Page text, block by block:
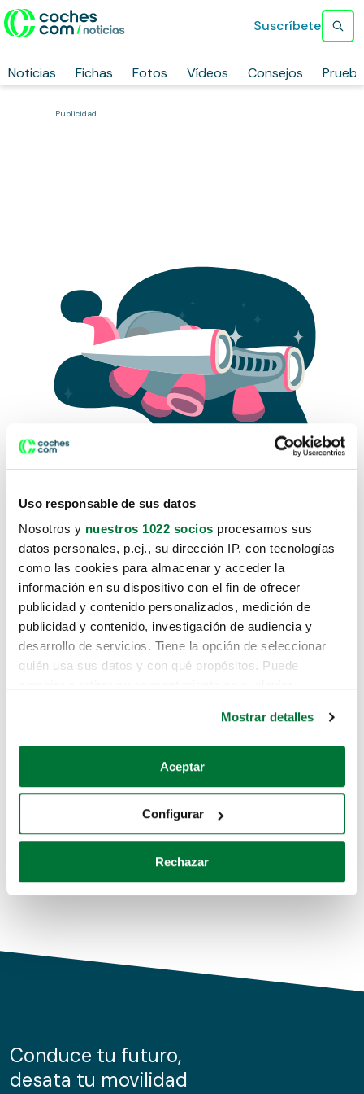
Uso responsable de sus datos
Nosotros y nuestros 1022 socios procesamos sus
datos personales, p.ej., su dirección IP, con tecnologías
como las cookies para almacenar y acceder la
información en su dispositivo con el fin de ofrecer
publicidad y contenido personalizados, medición de
publicidad y contenido, investigación de audiencia y
desarrollo de servicios. Tiene la opción de seleccionar
quién usa sus datos y con qué propósitos. Puede
Si lo permite, también quisiéramos:
Recopilar información sobre su ubicación geográfica
Identificar su dispositivo analizándolo activamente
para buscar características específicas (huellas
Obtenga más información sobre cómo se procesan sus
de cookies.
información sobre el uso que haga del sitio web con
nuestros partners de redes sociales, publicidad y análisis
Mostrar detalles
Aceptar
Configurar
Rechazar
Noticias Fichas Fotos Vídeos Consejos
Suscríbete
Publicidad
Lo sentimos, no sabemos como
te hemos traido hasta aquí.
Pero puedes encontrar el coche que estás
buscando en alguno de estos enlaces:
Coches de segunda mano
Coches de km0
Conduce tu futuro,
desata tu movilidad